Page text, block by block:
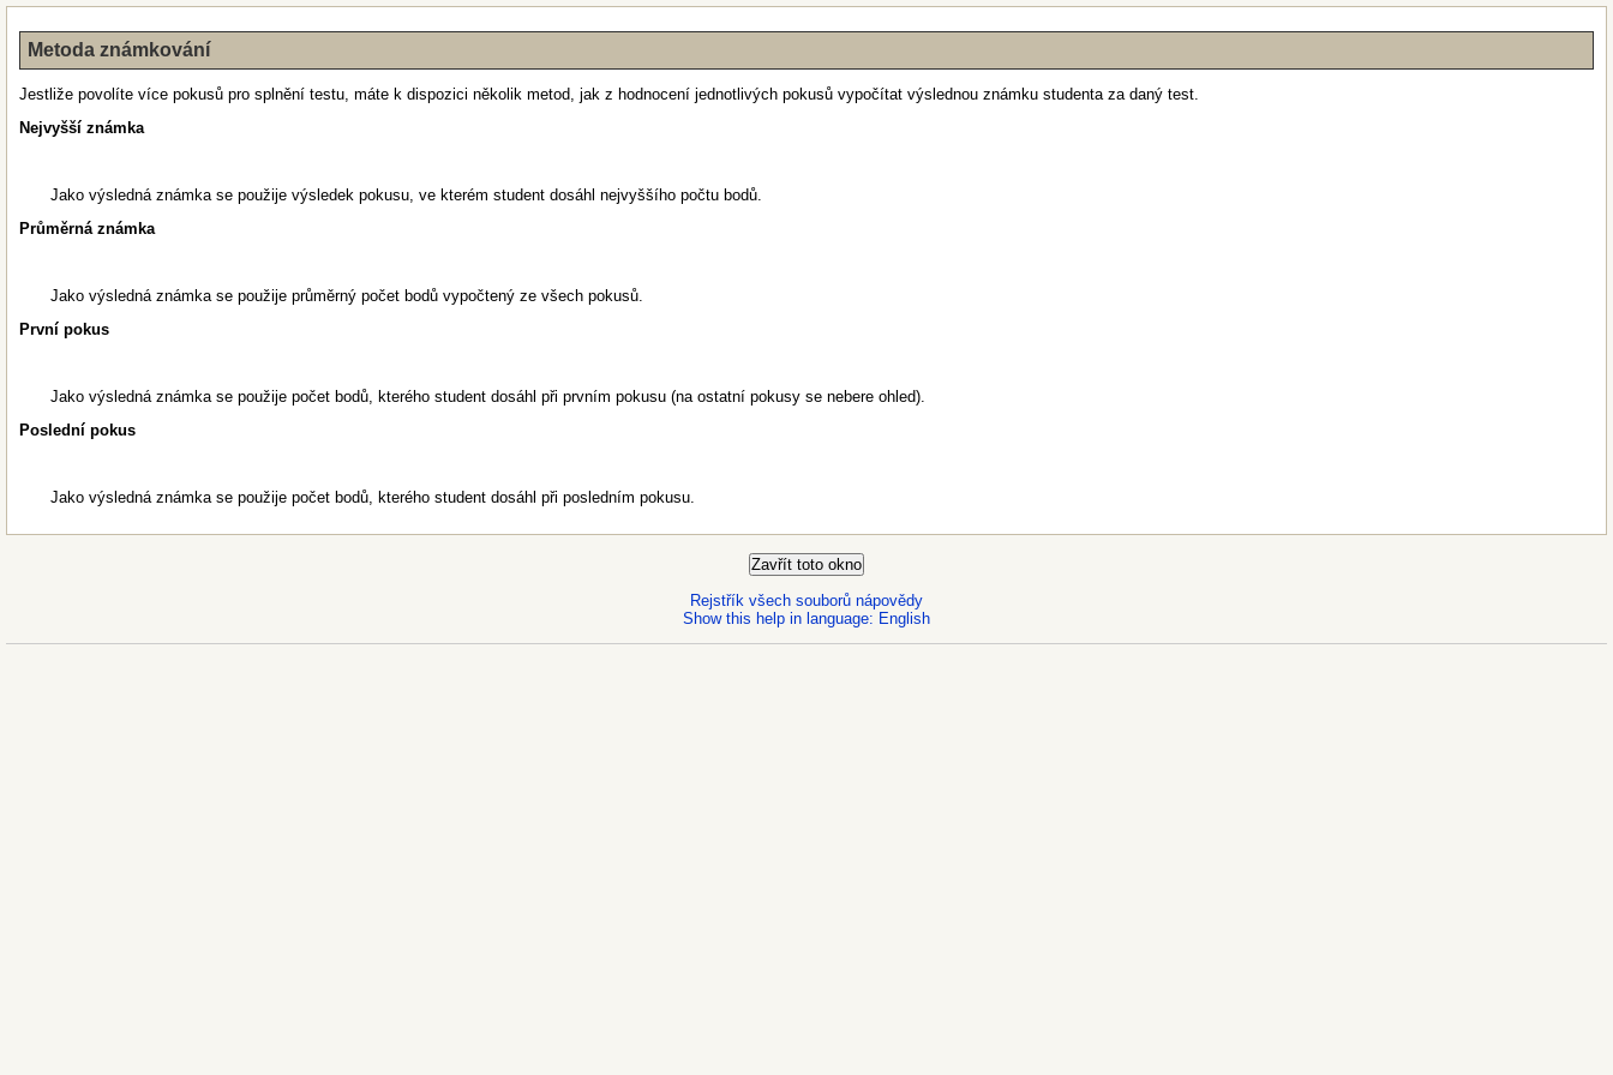
Metoda známkování
Jestliže povolíte více pokusů pro splnění testu, máte k dispozici několik metod, jak z hodnocení jednotlivých pokusů vypočítat výslednou známku studenta za daný test.
Nejvyšší známka
Jako výsledná známka se použije výsledek pokusu, ve kterém student dosáhl nejvyššího počtu bodů.
Průměrná známka
Jako výsledná známka se použije průměrný počet bodů vypočtený ze všech pokusů.
První pokus
Jako výsledná známka se použije počet bodů, kterého student dosáhl při prvním pokusu (na ostatní pokusy se nebere ohled).
Poslední pokus
Jako výsledná známka se použije počet bodů, kterého student dosáhl při posledním pokusu.
Rejstřík všech souborů nápovědy
Show this help in language: English